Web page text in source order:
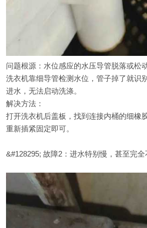
问题根源：水位感应的水压导管脱落或松
洗衣机靠细导管检测水位，管子掉了就识
进水，无法启动洗涤。
解决方法：
打开洗衣机后盖板，找到连接内桶的细橡
重新插紧固定即可。
&#128295; 故障2：进水特别慢，甚至完全